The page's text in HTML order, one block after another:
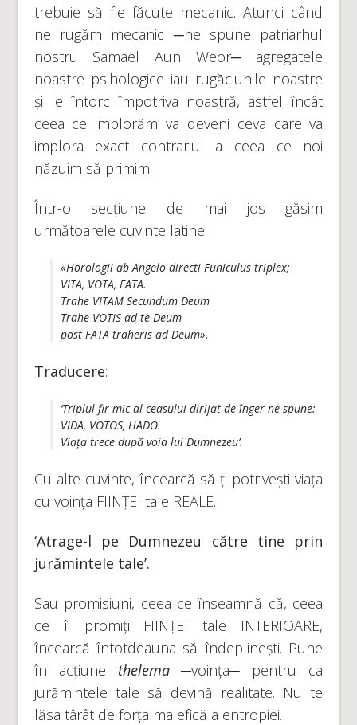
trebuie să fie făcute mecanic. Atunci când
ne rugăm mecanic ─ne spune patriarhul
nostru Samael Aun Weor─ agregatele
noastre psihologice iau rugăciunile noastre
și le întorc împotriva noastră, astfel încât
ceea ce implorăm va deveni ceva care va
implora exact contrariul a ceea ce noi
năzuim să primim.
Într-o secțiune de mai jos găsim
următoarele cuvinte latine:
«Horologii ab Angelo directi Funiculus triplex;
VITA, VOTA, FATA.
Trahe VITAM Secundum Deum
Trahe VOTIS ad te Deum
post FATA traheris ad Deum».
Traducere:
‘Triplul fir mic al ceasului dirijat de înger ne spune:
VIDA, VOTOS, HADO.
Viața trece după voia lui Dumnezeu’.
Cu alte cuvinte, încearcă să-ți potrivești viața
cu voința FIINȚEI tale REALE.
‘Atrage-l pe Dumnezeu către tine prin
jurămintele tale’.
Sau promisiuni, ceea ce înseamnă că, ceea
ce îi promiți FIINȚEI tale INTERIOARE,
încearcă întotdeauna să îndeplinești. Pune
în acțiune thelema─voința─ pentru ca
jurămintele tale să devină realitate. Nu te
lăsa târât de forța malefică a entropiei.